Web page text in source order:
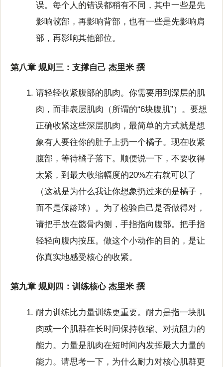
误。每个人的错误都稍有不同，其中一些是先
影响髋部，再影响背部，也有一些是先影响肩
部，再影响其他部位。
第八章 规则三：支撑自己 杰里米 撰
请轻轻收紧腹部的肌肉。你需要用到深层的肌
肉，而非表层肌肉（所谓的“6块腹肌”）。要想
正确收紧这些深层肌肉，最简单的方式就是想
象有人要往你的肚子上扔一个橘子。现在收紧
腹部，等待橘子落下。顺便说一下，不要收得
太紧，到最大收缩幅度的20%左右就可以了
（这就是为什么我让你想象扔过来的是橘子，
而不是保龄球）。为了检验自己是否做得对，
请把手放在髋骨内侧，手指指向腹部。把手指
轻轻向腹内按压。做这个小动作的目的，是让
你真实地感受核心的收紧。
第九章 规则四：训练核心 杰里米 撰
耐力训练比力量训练更重要。耐力是指一块肌
肉或一个肌群在长时间保持收缩、对抗阻力的
能力。力量是肌肉在短时间内发挥最大力量的
能力。请思考一下，为什么耐力对核心肌群更